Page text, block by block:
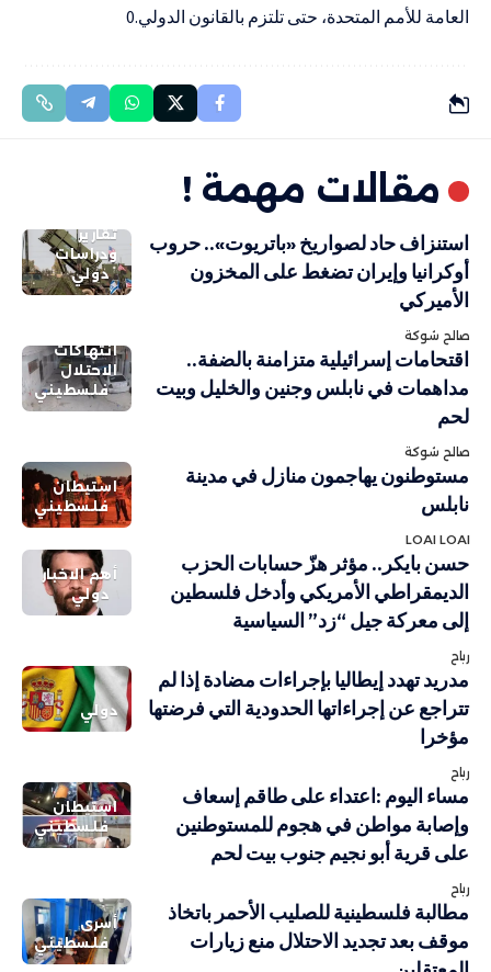
العامة للأمم المتحدة، حتى تلتزم بالقانون الدولي.0
مقالات مهمة !
تقارير
ودراسات
دولي
استنزاف حاد لصواريخ «باتريوت».. حروب
أوكرانيا وإيران تضغط على المخزون
الأميركي
صالح شوكة
انتهاكات
الاحتلال
فلسطيني
اقتحامات إسرائيلية متزامنة بالضفة..
مداهمات في نابلس وجنين والخليل وبيت
لحم
صالح شوكة
استيطان
فلسطيني
مستوطنون يهاجمون منازل في مدينة
نابلس
LOAI LOAI
أهم الاخبار
دولي
حسن بايكر.. مؤثر هزّ حسابات الحزب
الديمقراطي الأمريكي وأدخل فلسطين
إلى معركة جيل “زد” السياسية
رباح
دولي
مدريد تهدد إيطاليا بإجراءات مضادة إذا لم
تتراجع عن إجراءاتها الحدودية التي فرضتها
مؤخرا
رباح
استيطان
فلسطيني
مساء اليوم :اعتداء على طاقم إسعاف
وإصابة مواطن في هجوم للمستوطنين
على قرية أبو نجيم جنوب بيت لحم
رباح
أسرى
فلسطيني
مطالبة فلسطينية للصليب الأحمر باتخاذ
موقف بعد تجديد الاحتلال منع زيارات